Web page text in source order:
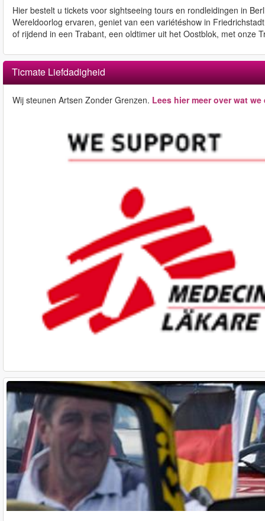
Hier bestelt u tickets voor sightseeing tours en rondleidingen in
Wereldoorlog ervaren, geniet van een variétéshow in
of rijdend in een Trabant, een oldtimer uit het Oostblok, met onze
Ticmate Liefdadigheid
Wij steunen Artsen Zonder Grenzen. Lees hier meer over wat we